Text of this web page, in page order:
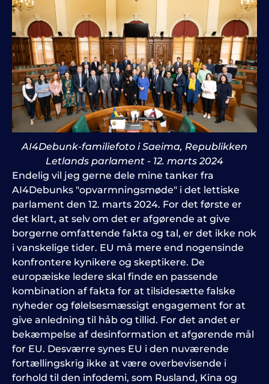
AI4Debunk-familiefoto i Saeima, Republikken
Letlands parlament - 12. marts 2024
Endelig vil jeg gerne dele mine tanker fra
AI4Debunks "opvarmningsmøde" i det lettiske
parlament den 12. marts 2024. For det første er
det klart, at selv om det er afgørende at give
borgerne omfattende fakta og tal, er det ikke nok
i vanskelige tider. EU må mere end nogensinde
konfrontere kynikere og skeptikere. De
europæiske ledere skal finde en passende
kombination af fakta for at tilsidesætte falske
nyheder og følelsesmæssigt engagement for at
give anledning til håb og tillid. For det andet er
bekæmpelse af desinformation et afgørende mål
for EU. Desværre synes EU i den nuværende
fortællingskrig ikke at være overbevisende i
forhold til den infodemi, som Rusland, Kina og